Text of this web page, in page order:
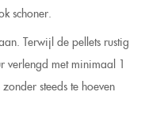
schoner.
Terwijl de pellets rustig
verlengd met minimaal 1
steeds te hoeven